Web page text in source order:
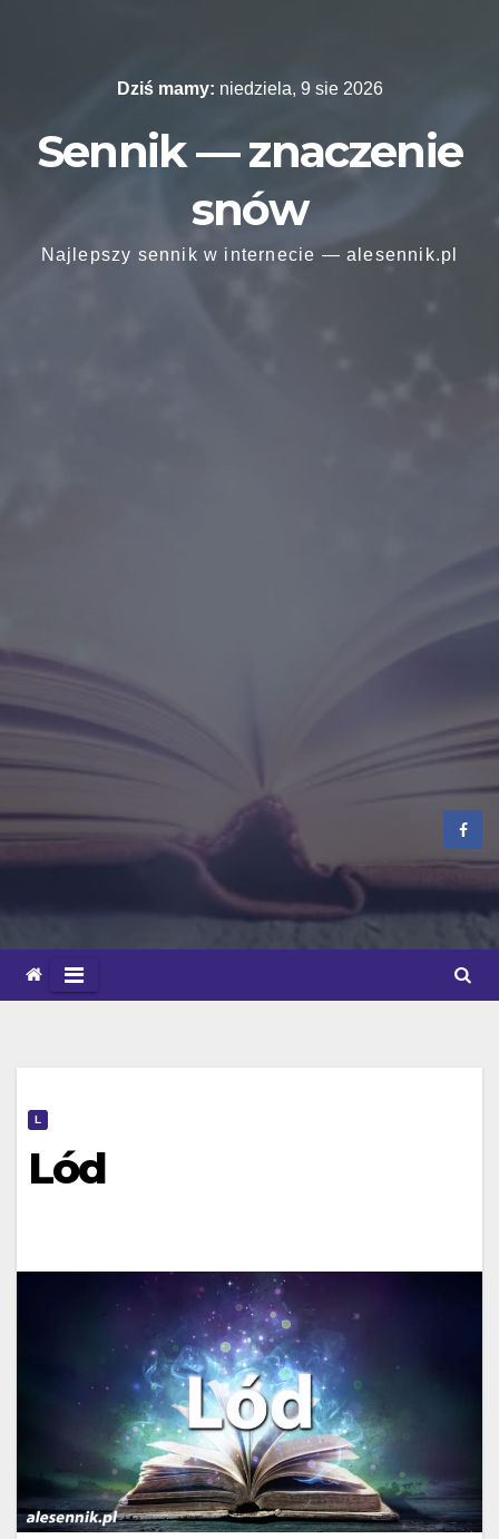
Dziś mamy: niedziela, 9 sie 2026
Sennik — znaczenie
snów
Najlepszy sennik w internecie — alesennik.pl
L
Lód